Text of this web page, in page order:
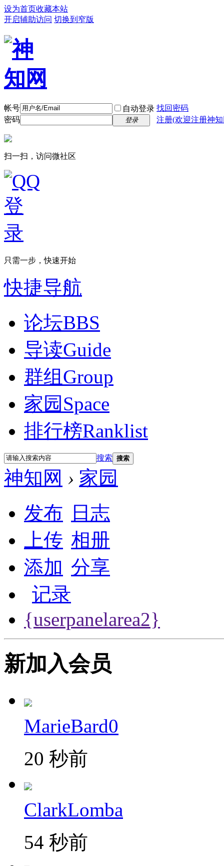
设为首页收藏本站
开启辅助访问 切换到窄版
帐号 自动登录 找回密码
密码
登录 注册(欢迎注册神
扫一扫，访问微社区
只需一步，快速开始
快捷导航
论坛BBS
导读Guide
群组 Group
家园 Space
排行榜Ranklist
搜索 搜索
神知网 › 家园
发布
日志
上传 相册
添加 分享
记录
{userpanelarea2}
新加入会员
MarieBard0
20 秒前
ClarkLomba
54 秒前